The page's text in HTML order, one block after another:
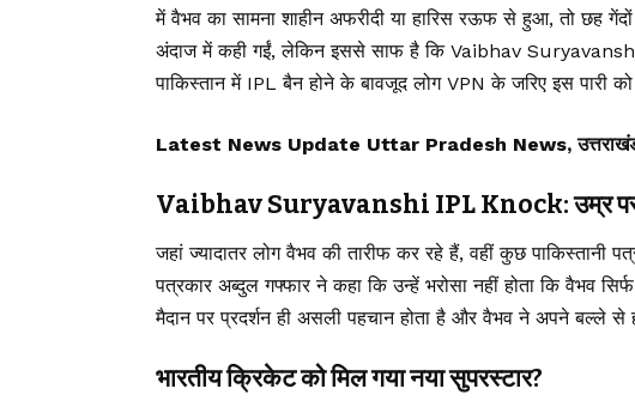
में वैभव का सामना शाहीन अफरीदी या हारिस रऊफ से हुआ, तो छह
अंदाज में कही गईं, लेकिन इससे साफ है कि Vaibhav
पाकिस्तान में IPL बैन होने के बावजूद लोग VPN के जरिए इस पारी
Latest News Update Uttar Pradesh News, उत्तराखंड
Vaibhav Suryavanshi IPL Knock: उम्र पर
जहां ज्यादातर लोग वैभव की तारीफ कर रहे हैं, वहीं कुछ पाकिस्तानी
पत्रकार अब्दुल गफ्फार ने कहा कि उन्हें भरोसा नहीं होता कि वैभव
मैदान पर प्रदर्शन ही असली पहचान होता है और वैभव ने अपने बल्ले से
भारतीय क्रिकेट को मिल गया नया सुपरस्टार?